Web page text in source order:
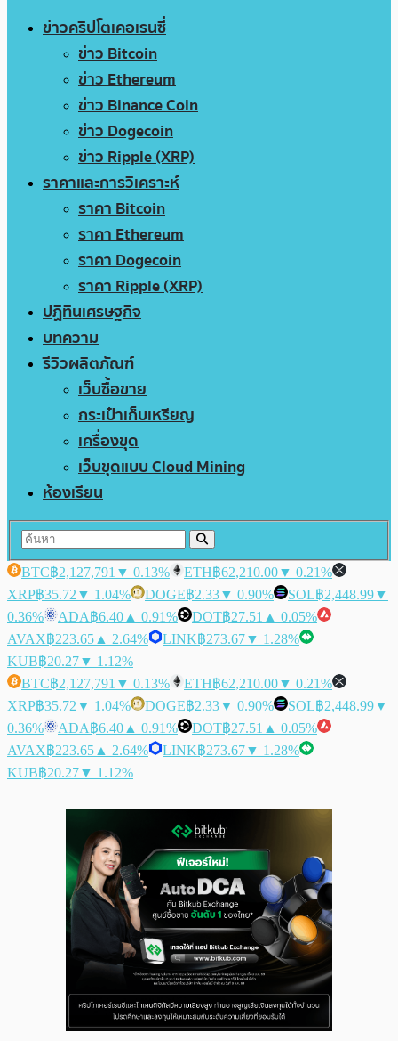
ข่าวคริปโตเคอเรนซี่
ข่าว Bitcoin
ข่าว Ethereum
ข่าว Binance Coin
ข่าว Dogecoin
ข่าว Ripple (XRP)
ราคาและการวิเคราะห์
ราคา Bitcoin
ราคา Ethereum
ราคา Dogecoin
ราคา Ripple (XRP)
ปฏิทินเศรษฐกิจ
บทความ
รีวิวผลิตภัณฑ์
เว็บซื้อขาย
กระเป๋าเก็บเหรียญ
เครื่องขุด
เว็บขุดแบบ Cloud Mining
ห้องเรียน
BTC฿2,127,791 ▼ 0.13% ETH฿62,210.00▼ 0.21%
XRP฿35.72 ▼ 1.04% DOGE฿2.33▼ 0.90% SOL฿2,448.99▼
0.36%
ADA฿6.40 ▲ 0.91% DOT฿27.51 ▲ 0.05%
AVAX฿223.65 ▲ 2.64% LINK฿273.67▼ 1.28%
KUB฿20.27▼ 1.12%
BTC฿2,127,791 ▼ 0.13% ETH฿62,210.00▼ 0.21%
XRP฿35.72 ▼ 1.04% DOGE฿2.33▼ 0.90% SOL฿2,448.99▼
0.36%
ADA฿6.40 ▲ 0.91% DOT฿27.51 ▲ 0.05%
AVAX฿223.65 ▲ 2.64% LINK฿273.67▼ 1.28%
KUB฿20.27▼ 1.12%